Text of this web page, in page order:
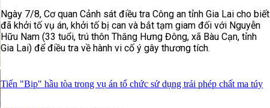
Ngày 7/8, Cơ quan Cảnh sát điều tra Công an tỉnh Gia Lai cho biết
đã khởi tố vụ án, khởi tố bị can và bắt tạm giam đối với Nguyễn
Hữu Nam (33 tuổi, trú thôn Thăng Hưng Đông, xã Bàu Cạn, tỉnh
Gia Lai) để điều tra về hành vi cố ý gây thương tích.
Tiến "Bịp" hầu tòa trong vụ án tổ chức sử dụng trái phép chất ma túy